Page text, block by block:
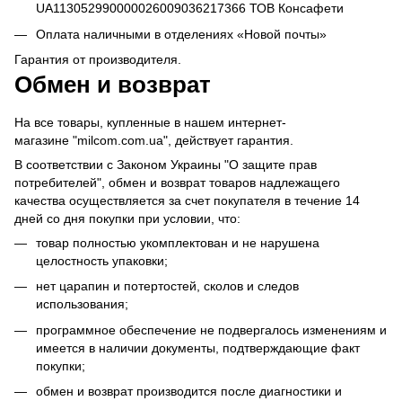
UA113052990000026009036217366 ТОВ Консафети
Оплата наличными в отделениях «Новой почты»
Гарантия от производителя.
Обмен и возврат
На все товары, купленные в нашем интернет-
магазине "milcom.com.ua", действует гарантия.
В соответствии с Законом Украины "О защите прав
потребителей", обмен и возврат товаров надлежащего
качества осуществляется за счет покупателя в течение 14
дней со дня покупки при условии, что:
товар полностью укомплектован и не нарушена
целостность упаковки;
нет царапин и потертостей, сколов и следов
использования;
программное обеспечение не подвергалось изменениям и
имеется в наличии документы, подтверждающие факт
покупки;
обмен и возврат производится после диагностики и